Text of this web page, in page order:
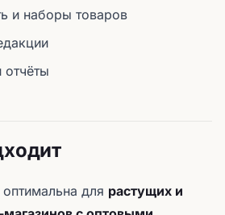
и наборы товаров
отчёты
для растущих и